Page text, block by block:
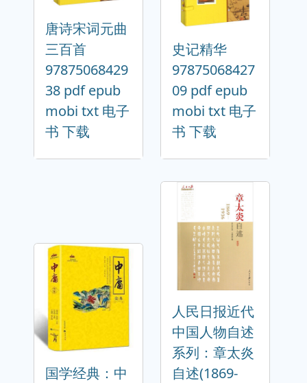
唐诗宋词元曲
三百首
97875068429
38 pdf epub
mobi txt 电子
书 下载
史记精华
97875068427
09 pdf epub
mobi txt 电子
书 下载
国学经典：中
人民日报近代
中国人物自述
系列：章太炎
自述(1869-